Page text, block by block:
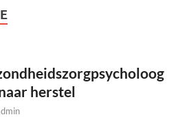
herstel